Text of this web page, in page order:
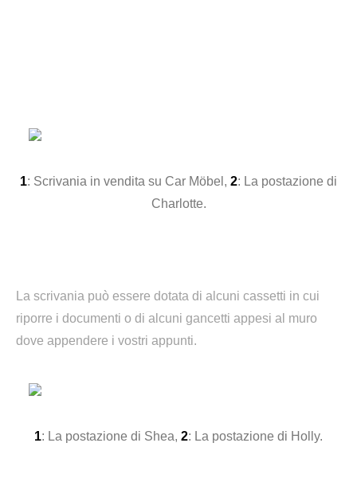
1: Scrivania in vendita su Car Möbel, 2: La postazione di
Charlotte.
La scrivania può essere dotata di alcuni cassetti in cui
riporre i documenti o di alcuni gancetti appesi al muro
dove appendere i vostri appunti.
1: La postazione di Shea, 2: La postazione di Holly.